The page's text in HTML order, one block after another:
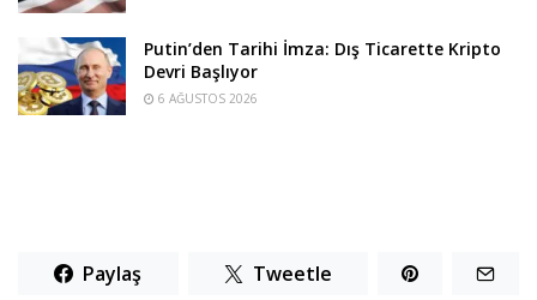
Putin’den Tarihi İmza: Dış Ticarette Kripto
Devri Başlıyor
6 AĞUSTOS 2026
Paylaş Tweetle